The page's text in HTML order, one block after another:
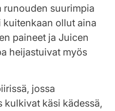
runouden suurimpia
kuitenkaan ollut aina
paineet ja Juicen
heijastuivat myös
jossa
kulkivat käsi kädessä,